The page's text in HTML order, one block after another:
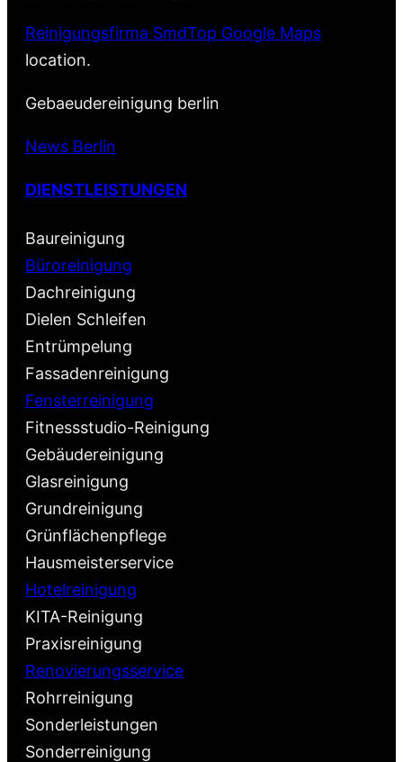
Reinigungsfirma SmdTop Google Maps
location.
Gebaeudereinigung berlin
News Berlin
DIENSTLEISTUNGEN
Baureinigung
Büroreinigung
Dachreinigung
Dielen Schleifen
Entrümpelung
Fassadenreinigung
Fensterreinigung
Fitnessstudio-Reinigung
Gebäudereinigung
Glasreinigung
Grundreinigung
Grünflächenpflege
Hausmeisterservice
Hotelreinigung
KITA-Reinigung
Praxisreinigung
Renovierungsservice
Rohrreinigung
Sonderleistungen
Sonderreinigung